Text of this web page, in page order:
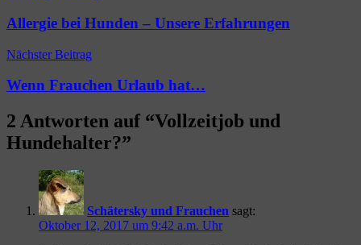
Allergie bei Hunden – Unsere Erfahrungen
Nächster Beitrag
Wenn Frauchen Urlaub hat…
2 Antworten auf “Vollzeitjob und
Hundehalter?”
Schätersky und Frauchen sagt:
Oktober 12, 2017 um 9:42 a.m. Uhr